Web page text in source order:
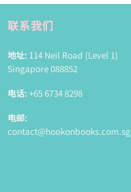
联系我们
地址: 114 Neil Road (Level 1)
Singapore 088852
电话: +65 6734 8298
电邮:
contact@hookonbooks.com.sg